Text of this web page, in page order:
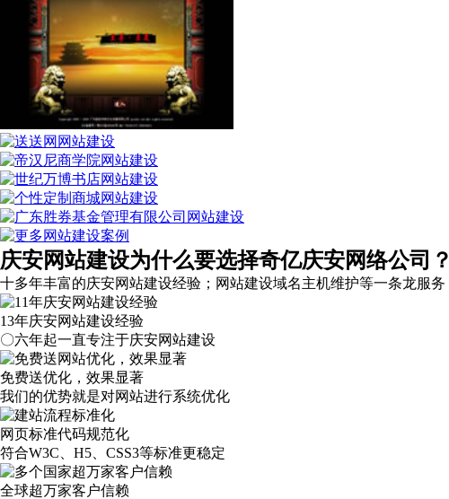
庆安网站建设为什么要选择奇亿庆安网络公司？
十多年丰富的庆安网站建设经验；网站建设域名主机维护等一条龙服务
13年庆安网站建设经验
〇六年起一直专注于庆安网站建设
免费送优化，效果显著
我们的优势就是对网站进行系统优化
网页标准代码规范化
符合W3C、H5、CSS3等标准更稳定
全球超万家客户信赖